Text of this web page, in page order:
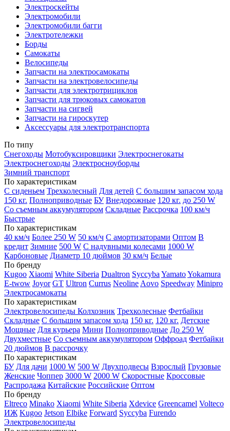
Электроскейты
Электромобили
Электромобили багги
Электротележки
Борды
Самокаты
Велосипеды
Запчасти на электросамокаты
Запчасти на электровелосипеды
Запчасти для электротрициклов
Запчасти для трюковых самокатов
Запчасти на сигвей
Запчасти на гироскутер
Аксессуары для электротранспорта
По типу
Снегоходы Мотобуксировщики Электроснегокаты
Электроснегоходы Электросноуборды
Зимний транспорт
По характеристикам
С сиденьем Трехколесный Для детей С большим запасом хода
150 кг. Полноприводные БУ Внедорожные 120 кг. до 250 W
Со съемным аккумулятором Складные Рассрочка 100 км/ч
Быстрые
По характеристикам
40 км/ч Более 250 W 50 км/ч С амортизаторами Оптом В
кредит Зимние 500 W С надувными колесами 1000 W
Карбоновые Диаметр 10 дюймов 30 км/ч Белые
По бренду
Kugoo Xiaomi White Siberia Dualtron Syccyba YamatoYokamura
E-twow Joyor GT Ultron Currus Neoline Aovo Speedway Minipro
Электросамокаты
По характеристикам
Электровелосипеды Колхозник Трехколесные Фетбайки
Складные С большим запасом хода 150 кг. 120 кг. Детские
Мощные Для курьера Мини Полноприводные До 250 W
Двухместные Со съемным аккумулятором Оффроад Фетбайки
20 дюймов В рассрочку
По характеристикам
БУ Для дачи 1000 W 500 W Двухподвесы Взрослый Грузовые
Женские Чоппер 3000 W 2000 W Скоростные Кроссовые
Распродажа Китайские Российские Оптом
По бренду
Eltreco Minako Xiaomi White Siberia Xdevice Greencamel Volteco
ИЖ Kugoo Jetson Elbike Forward Syccyba Furendo
Электровелосипеды